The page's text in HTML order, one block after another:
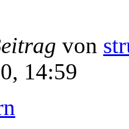
von
14:59